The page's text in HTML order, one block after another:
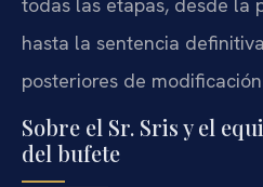
hasta la sentencia
posteriores de
Sobre el Sr. Sris y el
del bufete